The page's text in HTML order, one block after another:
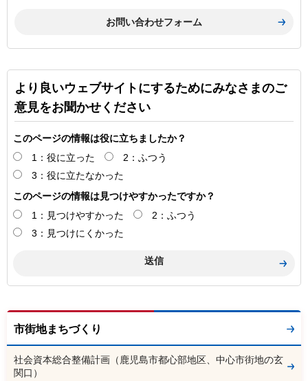
より良いウェブサイトにするためにみなさまのご
意見をお聞かせください
このページの情報は役に立ちましたか？
1：役に立った
2：ふつう
3：役に立たなかった
このページの情報は見つけやすかったですか？
1：見つけやすかった
2：ふつう
3：見つけにくかった
市街地まちづくり
社会資本総合整備計画（鹿児島市都心部地区、中心市街地の玄
関口）